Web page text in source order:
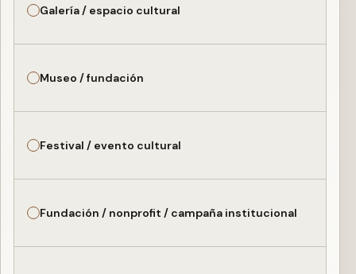
Galería / espacio cultural
Museo / fundación
Festival / evento cultural
Fundación / nonprofit / campaña institucional